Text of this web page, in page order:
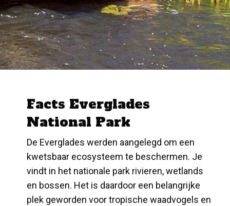
Facts Everglades
National Park
De Everglades werden aangelegd om een
kwetsbaar ecosysteem te beschermen. Je
vindt in het nationale park rivieren, wetlands
en bossen. Het is daardoor een belangrijke
plek geworden voor tropische waadvogels en